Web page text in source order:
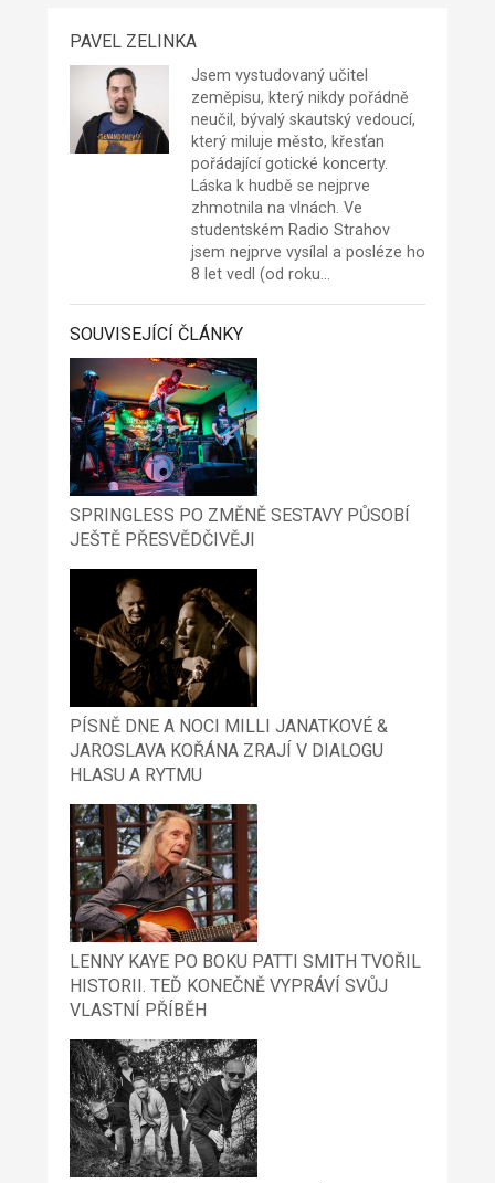
PAVEL ZELINKA
Jsem vystudovaný učitel
zeměpisu, který nikdy pořádně
neučil, bývalý skautský vedoucí,
který miluje město, křesťan
pořádající gotické koncerty.
Láska k hudbě se nejprve
zhmotnila na vlnách. Ve
studentském Radio Strahov
jsem nejprve vysílal a posléze ho
8 let vedl (od roku…
SOUVISEJÍCÍ ČLÁNKY
SPRINGLESS PO ZMĚNĚ SESTAVY PŮSOBÍ
JEŠTĚ PŘESVĚDČIVĚJI
PÍSNĚ DNE A NOCI MILLI JANATKOVÉ &
JAROSLAVA KOŘÁNA ZRAJÍ V DIALOGU
HLASU A RYTMU
LENNY KAYE PO BOKU PATTI SMITH TVOŘIL
HISTORII. TEĎ KONEČNĚ VYPRÁVÍ SVŮJ
VLASTNÍ PŘÍBĚH